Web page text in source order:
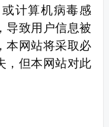
计算机病毒感
导致用户信息被
本网站将采取必
，但本网站对此